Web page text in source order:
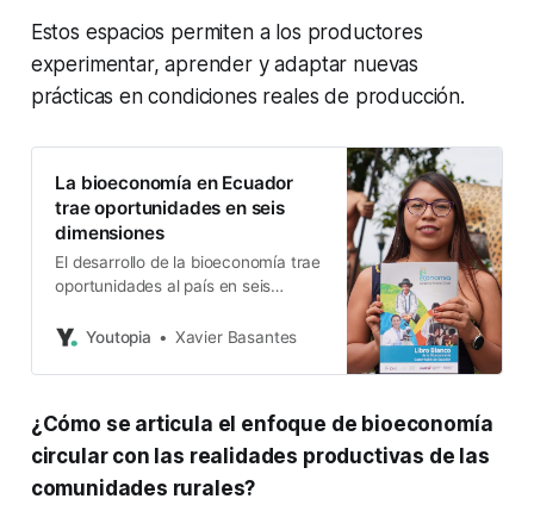
Estos espacios permiten a los productores
experimentar, aprender y adaptar nuevas
prácticas en condiciones reales de producción.
La bioeconomía en Ecuador
trae oportunidades en seis
dimensiones
El desarrollo de la bioeconomía trae
oportunidades al país en seis
Libro Blanco de la Bioeconomía
Redacción Youtopía El desarrollo de
oportunidades desde la óptica de
seis dimensiones: productiva,
tecnológica, económica, legal,
política y ambiental.
Youtopia Xavier Basantes
¿Cómo se articula el enfoque de bioeconomía
circular con las realidades productivas de las
comunidades rurales?